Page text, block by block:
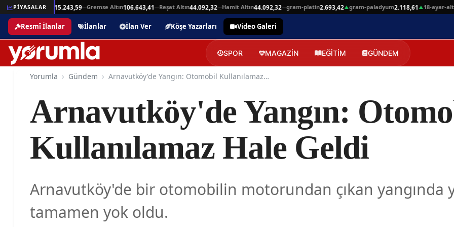
PİYASALAR
—Beşli Altın215.243,59— Gremse Altın106.643,41— Reşat Altın44.092,32— Hamit Altın44.092,32— gram-platin2.693,42▲ gram-paladyum2.118,61▲ 18-ayar-altin
Resmî İlanlar İlanlar İlan Ver Köşe Yazarları Video Galeri
SPOR MAGAZİN EĞİTİM GÜNDEM
Yorumla Gündem Arnavutköy'de Yangın: Otomobil Kullanılamaz Hale Geldi
Arnavutköy'de Yangın:
Kullanılamaz Hale Geldi
Arnavutköy'de bir otomobilin motorundan çıkan yangında
tamamen yok oldu.